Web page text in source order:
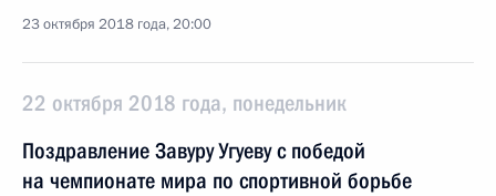
23 октября 2018 года, 20:00
22 октября 2018 года, понедельник
Поздравление Завуру Угуеву с победой
на чемпионате мира по спортивной борьбе